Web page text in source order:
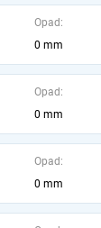
Opad:
0 mm
Opad:
0 mm
Opad:
0 mm